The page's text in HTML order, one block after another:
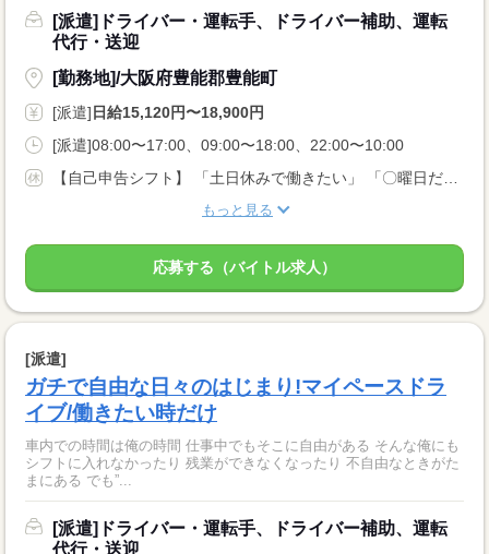
[派遣]ドライバー・運転手、ドライバー補助、運転
代行・送迎
[勤務地]/大阪府豊能郡豊能町
[派遣] 日給15,120円〜18,900円
[派遣]08:00〜17:00、09:00〜18:00、22:00〜10:00
もっと見る
応募する（バイトル求人）
[派遣]
ガチで自由な日々のはじまり!マイペースドラ
イブ/働きたい時だけ
車内での時間は俺の時間 仕事中でもそこに自由がある そんな俺にも
シフトに入れなかったり 残業ができなくなったり 不自由なときがた
まにある でも”...
[派遣]ドライバー・運転手、ドライバー補助、運転
代行・送迎